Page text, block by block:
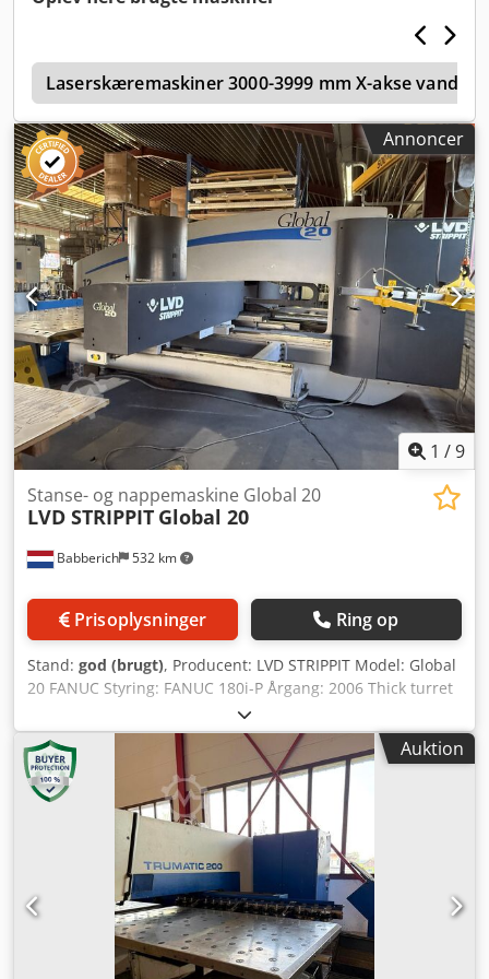
ca.: 8000 kg
Laserskæremaskiner 3000-3999 mm X-akse
Annoncer
1 /9
Babberich 532 km
Stanse- og nappemaskine Global 20
LVD STRIPPIT Global 20
Prisoplysninger Ring op
Stand: god (brugt), Producent: LVD STRIPPIT Model: Global
20 FANUC Styring: FANUC 180i-P Årgang: 2006 Thick turret
WILSON værktøjssystem Inspektion under strøm mulig
Stort værktøjspakke WILSON Auto-indexering med
roterende værktøjer inkluderet Laser-
sikkerhedsafskærmninger inkluderet Specifikationer
Metrisk US Standard Bordbelastning: 150 kg
Bearbejdningsområde X-akse: 2500 mm
Bearbejdningsområde Y-akse: 1250 mm
Bearbejdningsområde X-akse med forlængelse: 5000 mm
Stansetryk: 20 T Maks. pladetykkelse: 6 mm
Revolverpositioner: 30 Auto-index positioner: 4
Positioneringshastighed X og Y akse: 4500 mm/min
Revolverskift hastighed: 900 omdr./min. Dimensioner (ca.)
Auktion